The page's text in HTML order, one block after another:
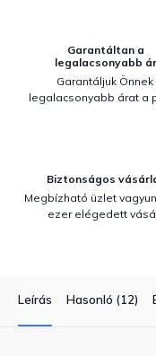
Garantáltan a
legalacsonyabb ár
Garantáljuk Önnek
legalacsonyabb árat a
Biztonságos
Megbízható üzlet
ezer elégedett
Leírás Hasonló (12)